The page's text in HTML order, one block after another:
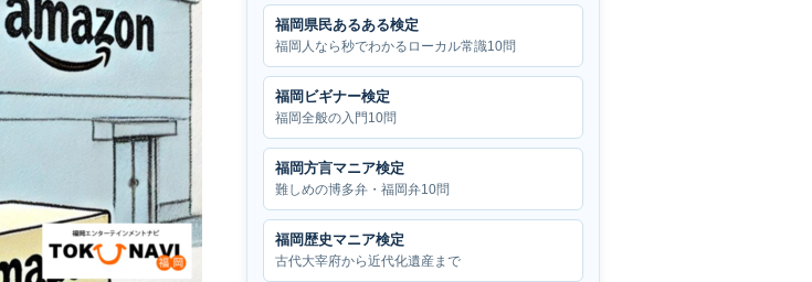
福岡県民あるある検定
福岡人なら秒でわかるローカル常識10問
福岡ビギナー検定
福岡全般の入門10問
福岡方言マニア検定
難しめの博多弁・福岡弁10問
福岡歴史マニア検定
古代大宰府から近代化遺産まで